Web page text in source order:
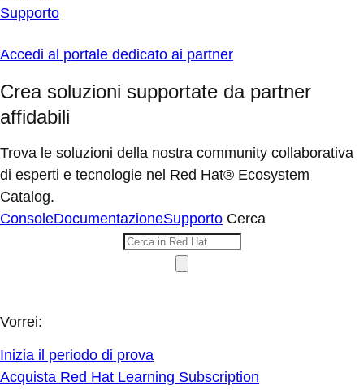
Supporto
Accedi al portale dedicato ai partner
Crea soluzioni supportate da partner
affidabili
Trova le soluzioni della nostra community collaborativa
di esperti e tecnologie nel Red Hat® Ecosystem
Catalog.
ConsoleDocumentazioneSupporto Cerca
Vorrei:
Inizia il periodo di prova
Acquista Red Hat Learning Subscription